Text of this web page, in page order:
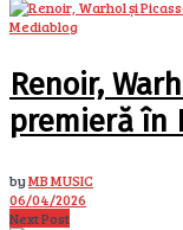
Mediablog
Renoir,
premieră în
byMB MUSIC
06/04/2026
Next Post